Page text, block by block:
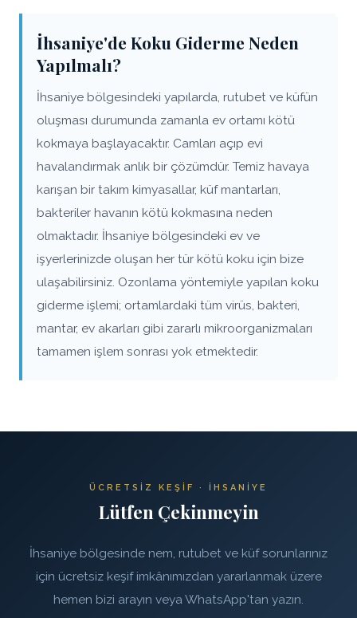
İhsaniye'de Koku Giderme Neden
Yapılmalı?
İhsaniye bölgesindeki yapılarda, rutubet ve küfün
oluşması durumunda zamanla ev ortamı kötü
kokmaya başlayacaktır. Camları açıp evi
havalandırmak anlık bir çözümdür. Temiz havaya
karışan bir takım kimyasallar, küf mantarları,
bakteriler havanın kötü kokmasına neden
olmaktadır. İhsaniye bölgesindeki ev ve
işyerlerinizde oluşan her tür kötü koku için bize
ulaşabilirsiniz. Ozonlama yöntemiyle yapılan koku
giderme işlemi; ortamlardaki tüm virüs, bakteri,
mantar, ev akarları gibi zararlı mikroorganizmaları
tamamen işlem sonrası yok etmektedir.
ÜCRETSIZ KEŞIF · İHSANIYE
Lütfen Çekinmeyin
İhsaniye bölgesinde nem, rutubet ve küf sorunlarınız
için ücretsiz keşif imkânımızdan yararlanmak üzere
hemen bizi arayın veya WhatsApp'tan yazın.